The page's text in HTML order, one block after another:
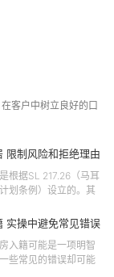
客户中树立良好的口
限制风险和拒绝理由
根据SL 217.26（马耳
划条例）设立的。其
告，并随后根据2024
实操中避免常见错误
入籍可能是一项明智
些常见的错误却可能